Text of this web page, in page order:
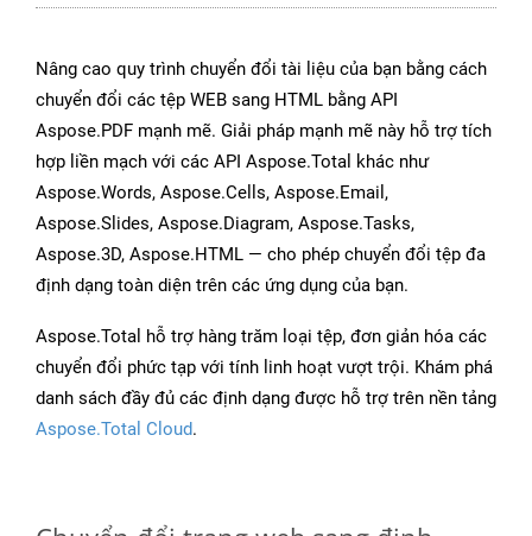
Nâng cao quy trình chuyển đổi tài liệu của bạn bằng cách
chuyển đổi các tệp WEB sang HTML bằng API
Aspose.PDF mạnh mẽ. Giải pháp mạnh mẽ này hỗ trợ tích
hợp liền mạch với các API Aspose.Total khác như
Aspose.Words, Aspose.Cells, Aspose.Email,
Aspose.Slides, Aspose.Diagram, Aspose.Tasks,
Aspose.3D, Aspose.HTML — cho phép chuyển đổi tệp đa
định dạng toàn diện trên các ứng dụng của bạn.
Aspose.Total hỗ trợ hàng trăm loại tệp, đơn giản hóa các
chuyển đổi phức tạp với tính linh hoạt vượt trội. Khám phá
danh sách đầy đủ các định dạng được hỗ trợ trên nền tảng
Aspose.Total Cloud.